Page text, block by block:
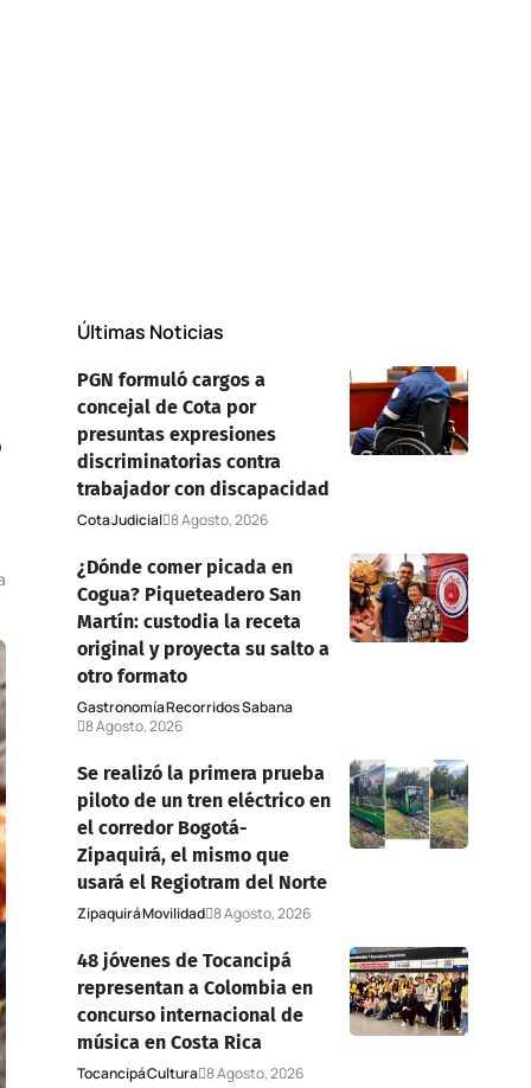
Últimas Noticias
PGN formuló cargos a
concejal de Cota por
presuntas expresiones
discriminatorias contra
trabajador con discapacidad
CotaJudicial 8 Agosto, 2026
¿Dónde comer picada en
Cogua? Piqueteadero San
Martín: custodia la receta
original y proyecta su salto a
otro formato
GastronomíaRecorridos Sabana
8 Agosto, 2026
Se realizó la primera prueba
piloto de un tren eléctrico en
el corredor Bogotá-
Zipaquirá, el mismo que
usará el Regiotram del Norte
ZipaquiráMovilidad 8 Agosto, 2026
48 jóvenes de Tocancipá
representan a Colombia en
concurso internacional de
música en Costa Rica
TocancipáCultura 8 Agosto, 2026